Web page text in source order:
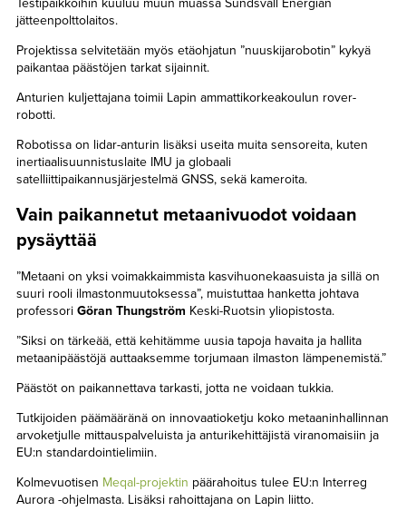
Testipaikkoihin kuuluu muun muassa Sundsvall Energian
jätteenpolttolaitos.
Projektissa selvitetään myös etäohjatun ”nuuskijarobotin” kykyä
paikantaa päästöjen tarkat sijainnit.
Anturien kuljettajana toimii Lapin ammattikorkeakoulun rover-
robotti.
Robotissa on lidar-anturin lisäksi useita muita sensoreita, kuten
inertiaalisuunnistuslaite IMU ja globaali
satelliittipaikannusjärjestelmä GNSS, sekä kameroita.
Vain paikannetut metaanivuodot voidaan
pysäyttää
”Metaani on yksi voimakkaimmista kasvihuonekaasuista ja sillä on
suuri rooli ilmastonmuutoksessa”, muistuttaa hanketta johtava
professori Göran Thungström Keski-Ruotsin yliopistosta.
”Siksi on tärkeää, että kehitämme uusia tapoja havaita ja hallita
metaanipäästöjä auttaaksemme torjumaan ilmaston lämpenemistä.”
Päästöt on paikannettava tarkasti, jotta ne voidaan tukkia.
Tutkijoiden päämääränä on innovaatioketju koko metaaninhallinnan
arvoketjulle mittauspalveluista ja anturikehittäjistä viranomaisiin ja
EU:n standardointielimiin.
Kolmevuotisen Meqal-projektin päärahoitus tulee EU:n Interreg
Aurora -ohjelmasta. Lisäksi rahoittajana on Lapin liitto.